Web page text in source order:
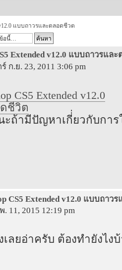
v12.0 แบบถาวรและตลอดชีวต
Extended v12.0 แบบถาวรแล
ก.ย. 23, 2011 3:06 pm
CS5 Extended v12.0
ชีวิต
ะถ้ามีปัญหาเกี่่ยวกับกา
CS5 Extended v12.0 แบบถาว
. 11, 2015 12:19 pm
ลยอ่าครับ ต้องทำยังไง